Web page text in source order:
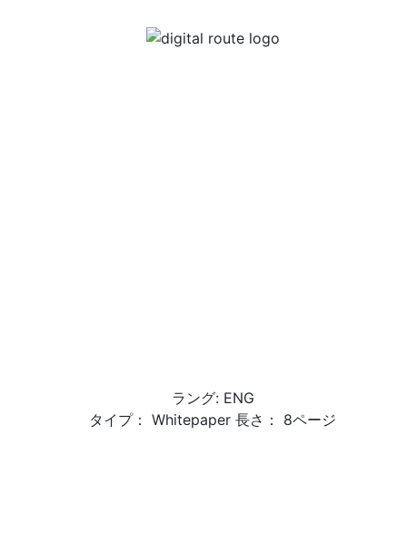
ラング: ENG
タイプ： Whitepaper 長さ： 8ページ